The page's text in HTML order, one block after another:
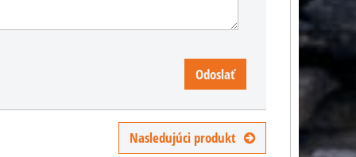
Odoslať
Nasledujúci produkt
US náboj .45 ACP do
Dekoračné odliatok náboja
.45 ACP do pištolí a
samopalov.